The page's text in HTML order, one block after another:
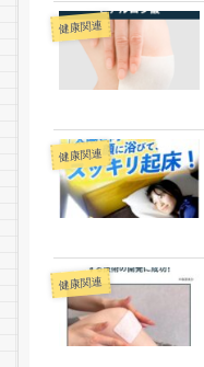
健康関連
健康関連
健康関連